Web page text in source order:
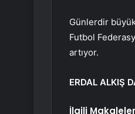
Günlerdir
Futbol
artıyor.
ERDAL ALKIŞ
İlgili Makaleler